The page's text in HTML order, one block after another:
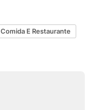
Comida E Restaurante